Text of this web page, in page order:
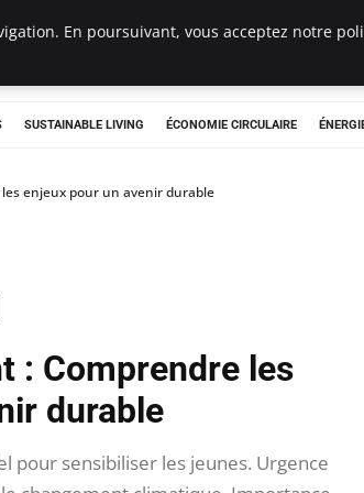
SUSTAINABLE LIVING ÉCONOMIE CIRCULAIRE
enjeux pour un avenir durable
: Comprendre les
durable
pour sensibiliser les jeunes. Urgence
En poursuivant, vous acceptez notre